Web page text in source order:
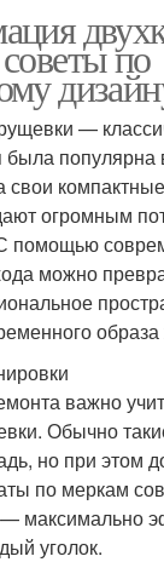
по
—
была
свои
огромным
помощью
можно
важно
Обычно
но при этом
по меркам
максимально
уголок.